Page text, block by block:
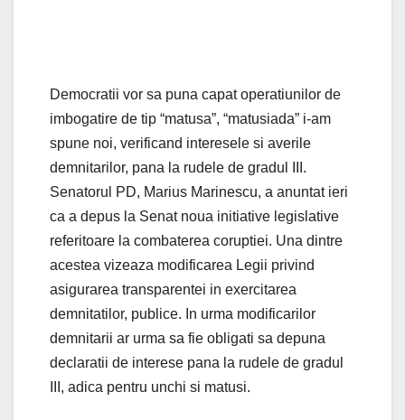
Democratii vor sa puna capat operatiunilor de
imbogatire de tip “matusa”, “matusiada” i-am
spune noi, verificand interesele si averile
demnitarilor, pana la rudele de gradul III.
Senatorul PD, Marius Marinescu, a anuntat ieri
ca a depus la Senat noua initiative legislative
referitoare la combaterea coruptiei. Una dintre
acestea vizeaza modificarea Legii privind
asigurarea transparentei in exercitarea
demnitatilor, publice. In urma modificarilor
demnitarii ar urma sa fie obligati sa depuna
declaratii de interese pana la rudele de gradul
III, adica pentru unchi si matusi.